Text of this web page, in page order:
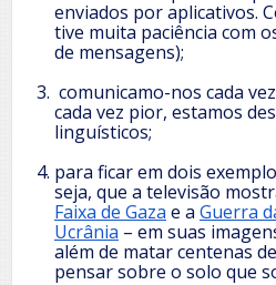
enviados por aplicativos.
tive muita paciência com
de mensagens);
comunicamo-nos cada
cada vez pior, estamos
linguísticos;
para ficar em dois
seja, que a televisão
Faixa de Gaza e a Guerra
Ucrânia – em suas
além de matar centenas
pensar sobre o solo que